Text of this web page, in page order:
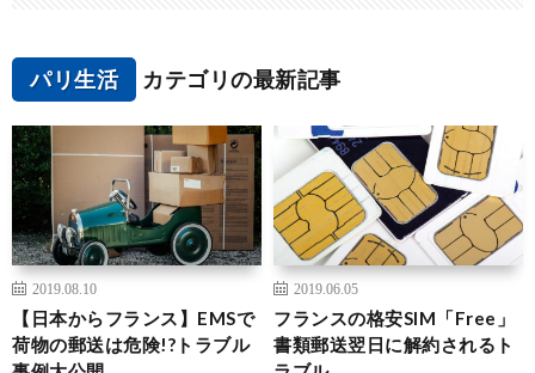
パリ生活 カテゴリの最新記事
2019.08.10
【日本からフランス】EMSで
荷物の郵送は危険!?トラブル
2019.06.05
フランスの格安SIM「Free」
書類郵送翌日に解約されるト